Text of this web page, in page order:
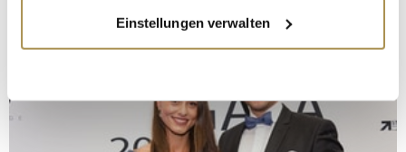
Informationen über Ihre geografische Lage
erfassen, welche bis auf einige Meter genau sein
bestimmten Merkmalen (Fingerprinting) identifizieren
Erfahren Sie mehr darüber, wie Ihre persönlichen Daten
Einstellungen verwalten